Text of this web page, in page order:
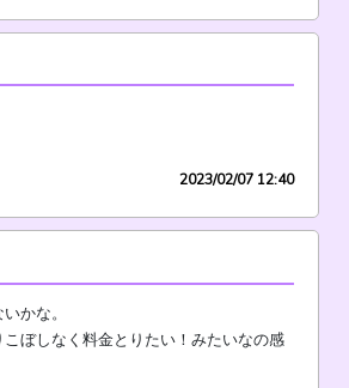
2023/02/07 12:40
いかな。
ぼしなく料金とりたい！みたいなの感